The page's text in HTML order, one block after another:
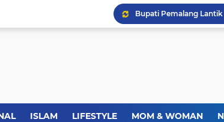
Bupati Pemalang
Dies Natalis SMP
ISLAM LIFESTYLE MOM & WOMAN